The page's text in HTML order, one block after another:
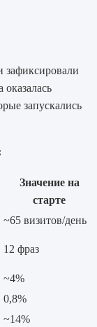
зафиксировали
запускались
Значение на
старте
~65 визитов/день
12 фраз
~4%
0,8%
~14%